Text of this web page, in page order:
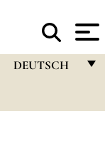
DEUTSCH